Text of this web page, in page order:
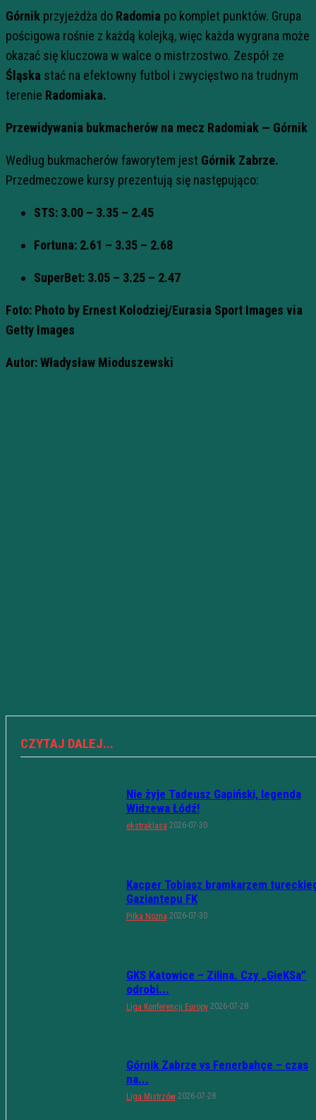
Górnik przyjeżdża do Radomia po komplet punktów. Grupa
pościgowa rośnie z każdą kolejką, więc każda wygrana może
okazać się kluczowa w walce o mistrzostwo. Zespół ze
Śląska stać na efektowny futbol i zwycięstwo na trudnym
terenie Radomiaka.
Przewidywania bukmacherów na mecz Radomiak — Górnik
Według bukmacherów faworytem jest Górnik Zabrze.
Przedmeczowe kursy prezentują się następująco:
STS: 3.00 – 3.35 – 2.45
Fortuna: 2.61 – 3.35 – 2.68
SuperBet: 3.05 – 3.25 – 2.47
Foto: Photo by Ernest Kolodziej/Eurasia Sport Images via
Getty Images
Autor: Władysław Mioduszewski
CZYTAJ DALEJ...
Nie żyje Tadeusz Gapiński, legenda
Widzewa Łódź!
ekstraklasa 2026-07-30
Kacper Tobiasz bramkarzem
Gaziantepu FK
Piłka Nożna 2026-07-30
GKS Katowice – Zilina. Czy „GieKSa”
odrobi...
Liga Konferencji Europy 2026-07-28
Górnik Zabrze vs Fenerbahçe – czas
na...
Liga Mistrzów 2026-07-28